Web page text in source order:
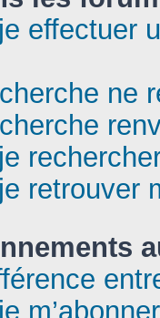
effectuer
ne
retrouver